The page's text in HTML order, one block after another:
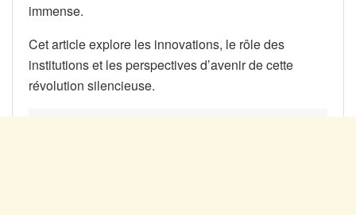
immense.
Cet article explore les innovations, le rôle des
institutions et les perspectives d’avenir de cette
révolution silencieuse.